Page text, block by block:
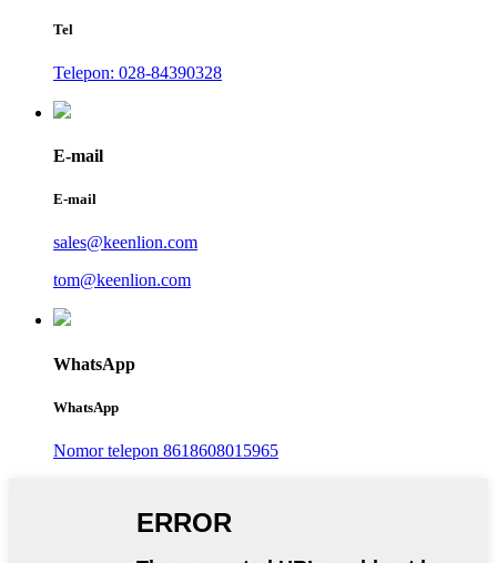
Tel
Telepon: 028-84390328
E-mail
E-mail
sales@keenlion.com
tom@keenlion.com
WhatsApp
WhatsApp
Nomor telepon 8618608015965